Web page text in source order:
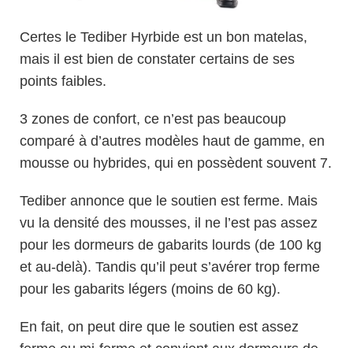
Certes le Tediber Hyrbide est un bon matelas,
mais il est bien de constater certains de ses
points faibles.
3 zones de confort, ce n’est pas beaucoup
comparé à d’autres modèles haut de gamme, en
mousse ou hybrides, qui en possèdent souvent 7.
Tediber annonce que le soutien est ferme. Mais
vu la densité des mousses, il ne l’est pas assez
pour les dormeurs de gabarits lourds (de 100 kg
et au-delà). Tandis qu’il peut s’avérer trop ferme
pour les gabarits légers (moins de 60 kg).
En fait, on peut dire que le soutien est assez